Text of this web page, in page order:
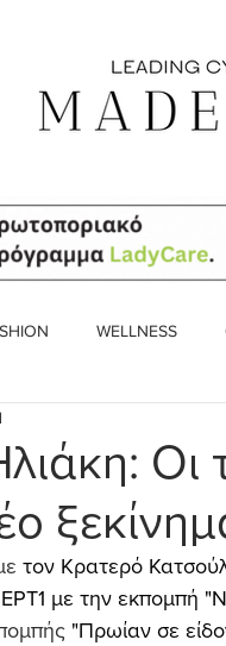
WELLNESS
Οι
τον Κρατερό
με την εκπομπή
"Πρωίαν σε